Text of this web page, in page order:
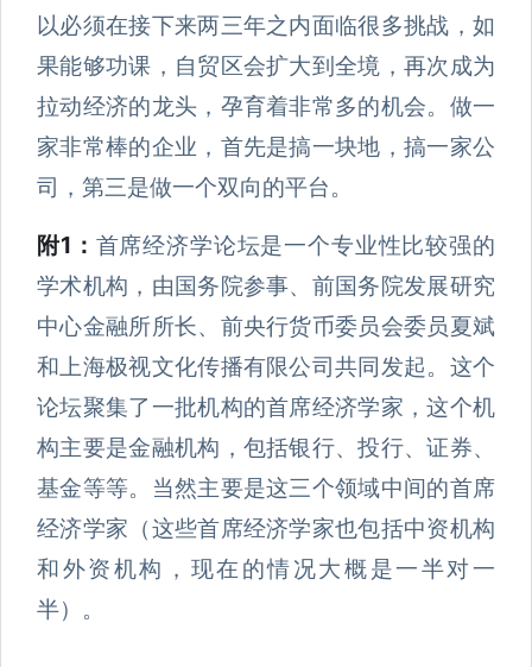
以必须在接下来两三年之内面临很多挑战，如
果能够功课，自贸区会扩大到全境，再次成为
拉动经济的龙头，孕育着非常多的机会。做一
家非常棒的企业，首先是搞一块地，搞一家公
司，第三是做一个双向的平台。
附1： 首席经济学论坛是一个专业性比较强的
学术机构，由国务院参事、前国务院发展研究
中心金融所所长、前央行货币委员会委员夏斌
和上海极视文化传播有限公司共同发起。这个
论坛聚集了一批机构的首席经济学家，这个机
构主要是金融机构，包括银行、投行、证券、
基金等等。当然主要是这三个领域中间的首席
经济学家（这些首席经济学家也包括中资机构
和外资机构，现在的情况大概是一半对一
半）。